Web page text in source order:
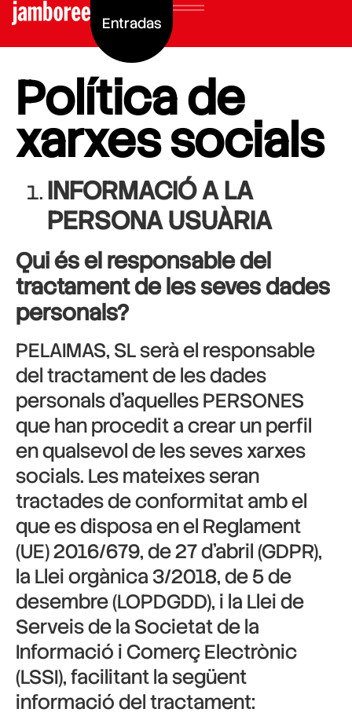
Entradas
Política de
xarxes socials
INFORMACIÓ A LA
PERSONA USUÀRIA
Qui és el responsable del
tractament de les seves dades
personals?
PELAIMAS, SL serà el responsable
del tractament de les dades
personals d’aquelles PERSONES
que han procedit a crear un perfil
en qualsevol de les seves xarxes
socials. Les mateixes seran
tractades de conformitat amb el
que es disposa en el Reglament
(UE) 2016/679, de 27 d’abril (GDPR),
la Llei orgànica 3/2018, de 5 de
desembre (LOPDGDD), i la Llei de
Serveis de la Societat de la
Informació i Comerç Electrònic
(LSSI), facilitant la següent
informació del tractament: